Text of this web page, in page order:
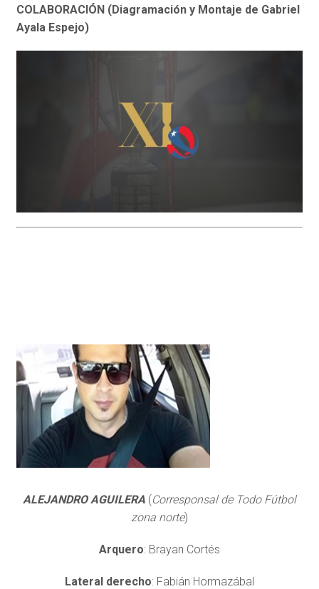
COLABORACIÓN (Diagramación y Montaje de Gabriel
Ayala Espejo)
ALEJANDRO AGUILERA(Corresponsal de Todo Fútbol
zona norte)
Arquero: Brayan Cortés
Lateral derecho: Fabián Hormazábal